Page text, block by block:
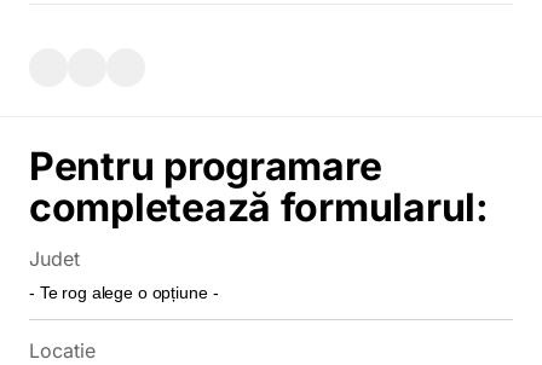
Pentru programare
completează formularul:
Judet
Locatie